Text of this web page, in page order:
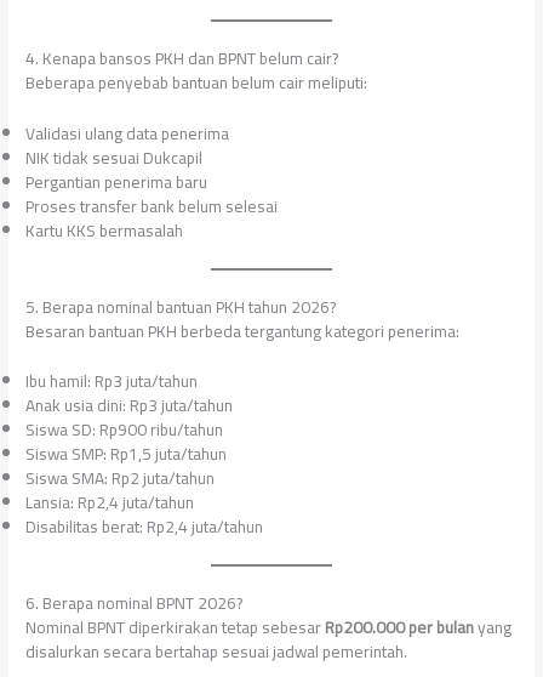
4. Kenapa bansos PKH dan BPNT belum cair?
Beberapa penyebab bantuan belum cair meliputi:
Validasi ulang data penerima
NIK tidak sesuai Dukcapil
Pergantian penerima baru
Proses transfer bank belum selesai
Kartu KKS bermasalah
5. Berapa nominal bantuan PKH tahun 2026?
Besaran bantuan PKH berbeda tergantung kategori penerima:
Ibu hamil: Rp3 juta/tahun
Anak usia dini: Rp3 juta/tahun
Siswa SD: Rp900 ribu/tahun
Siswa SMP: Rp1,5 juta/tahun
Siswa SMA: Rp2 juta/tahun
Lansia: Rp2,4 juta/tahun
Disabilitas berat: Rp2,4 juta/tahun
6. Berapa nominal BPNT 2026?
Nominal BPNT diperkirakan tetap sebesarRp200.000 per bulanyang
disalurkan secara bertahap sesuai jadwal pemerintah.